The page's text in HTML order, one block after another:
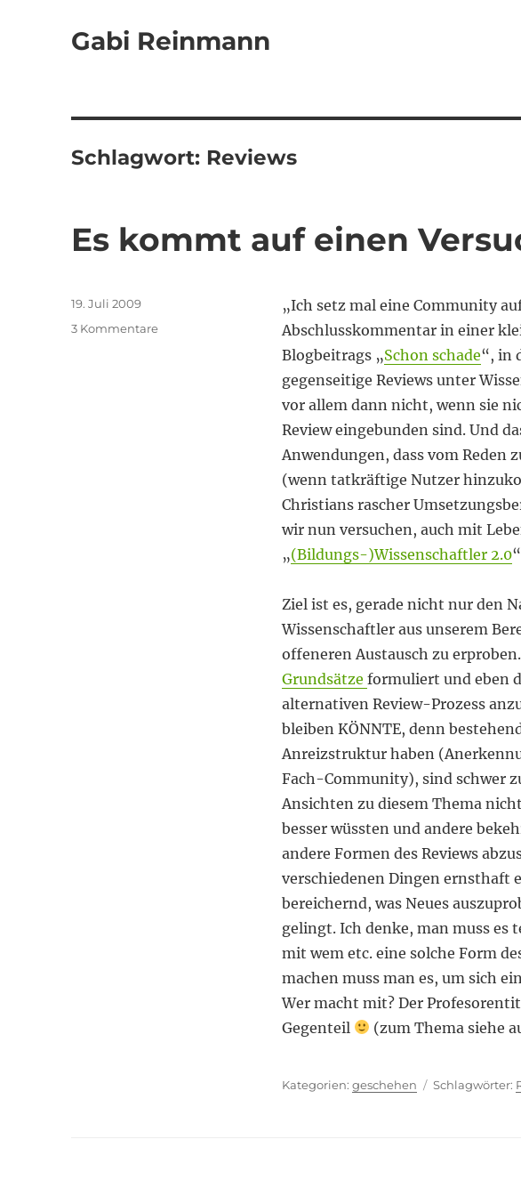
Gabi Reinmann
Schlagwort: Reviews
Es kommt auf einen
„Ich setz mal eine Community
Abschlusskommentar in einer
Blogbeitrags „Schon schade“, in
gegenseitige Reviews unter
vor allem dann nicht, wenn sie
Review eingebunden sind. Und
Anwendungen, dass vom Reden
(wenn tatkräftige Nutzer
Christians rascher
wir nun versuchen, auch mit
„(Bildungs-)Wissenschaftler 2.0
Ziel ist es, gerade nicht nur den
Wissenschaftler aus unserem
offeneren Austausch zu
Grundsätze formuliert und eben
alternativen Review-Prozess
bleiben KÖNNTE, denn
Anreizstruktur haben
Fach-Community), sind schwer
Ansichten zu diesem Thema
besser wüssten und andere
andere Formen des Reviews
verschiedenen Dingen ernsthaft
bereichernd, was Neues
gelingt. Ich denke, man muss es
mit wem etc. eine solche Form
machen muss man es, um sich
Wer macht mit? Der
Gegenteil
(zum Thema siehe
Kategorien
geschehen
Veröffentlicht
19. Juli 2009
3 Kommentarezu